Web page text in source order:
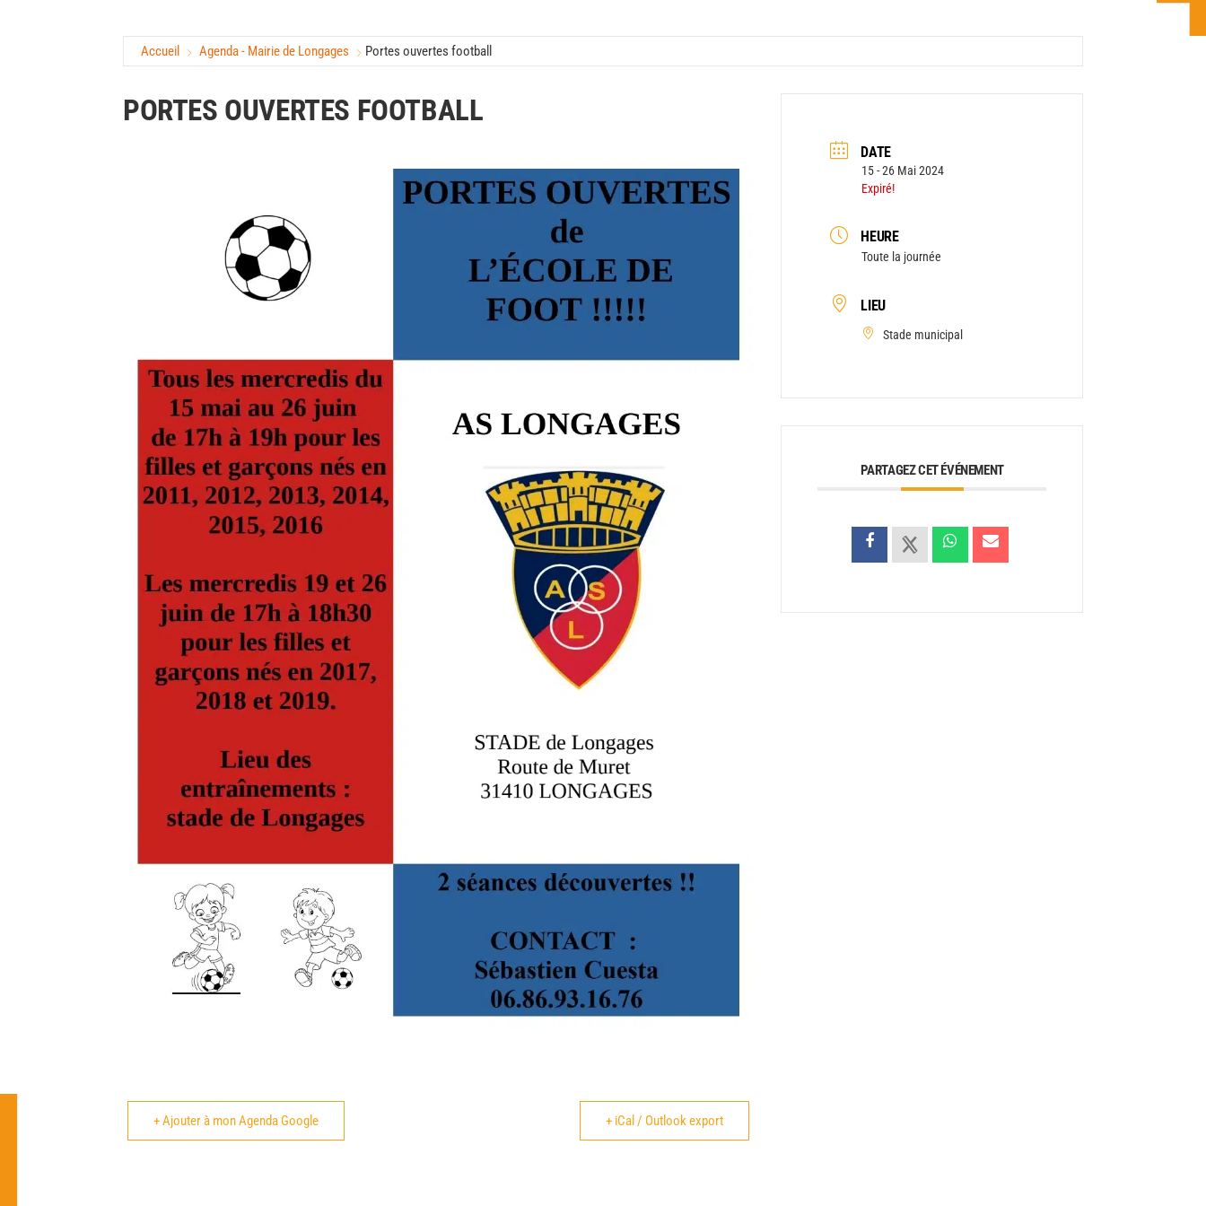
Accueil Agenda - Mairie de Longages Portes ouvertes football
PORTES OUVERTES FOOTBALL
+ Ajouter à mon Agenda Google + iCal / Outlook export
DATE
15 - 26 Mai 2024
Expiré!
HEURE
Toute la journée
LIEU
Stade municipal
PARTAGEZ CET ÉVÉNEMENT